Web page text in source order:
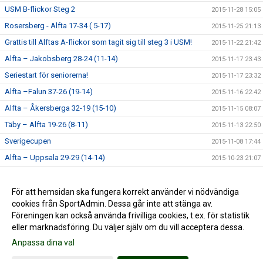
USM B-flickor Steg 2 2015-11-28 15:05
Rosersberg - Alfta 17-34 ( 5-17) 2015-11-25 21:13
Grattis till Alftas A-flickor som tagit sig till steg 3 i USM! 2015-11-22 21:42
Alfta – Jakobsberg 28-24 (11-14) 2015-11-17 23:43
Seriestart för seniorerna! 2015-11-17 23:32
Alfta –Falun 37-26 (19-14) 2015-11-16 22:42
Alfta – Åkersberga 32-19 (15-10) 2015-11-15 08:07
Täby – Alfta 19-26 (8-11) 2015-11-13 22:50
Sverigecupen 2015-11-08 17:44
Alfta – Uppsala 29-29 (14-14) 2015-10-23 21:07
Målvaktsutbildning 2015-09-14 16:58
Lycka till alla Alfta-lag! 2015-09-04 21:22
För att hemsidan ska fungera korrekt använder vi nödvändiga
cookies från SportAdmin. Dessa går inte att stänga av.
Föreningen kan också använda frivilliga cookies, t.ex. för statistik
eller marknadsföring. Du väljer själv om du vill acceptera dessa.
Anpassa dina val